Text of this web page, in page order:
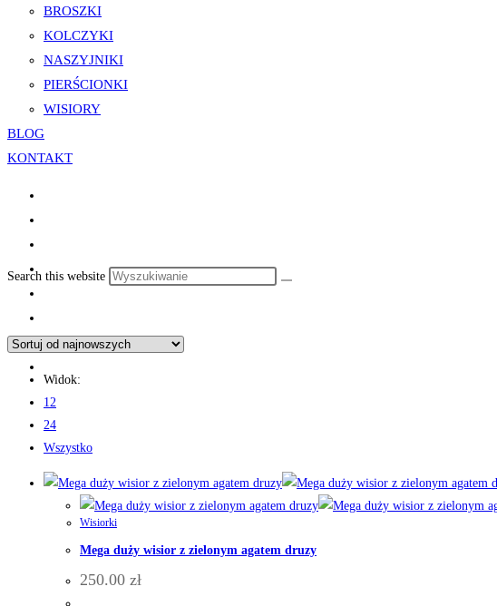
BROSZKI
KOLCZYKI
NASZYJNIKI
PIERŚCIONKI
WISIORY
BLOG
KONTAKT
Search this website
Widok:
12
24
Wszystko
Wisiorki
Mega duży wisior z zielonym agatem druzy
250.00 zł